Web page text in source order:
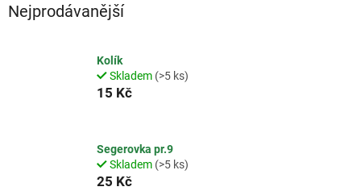
Nejprodávanější
Kolík
Skladem (>5 ks)
15 Kč
Segerovka pr.9
Skladem (>5 ks)
25 Kč